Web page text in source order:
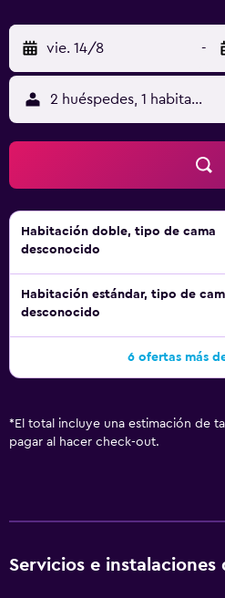
vie. 14/8 -
2 huéspedes, 1 habitación
Habitación doble, tipo de cama
desconocido
Habitación estándar, tipo de
desconocido
6 ofertas más
* El total incluye una estimación de
pagar al hacer check-out.
Servicios e instalaciones